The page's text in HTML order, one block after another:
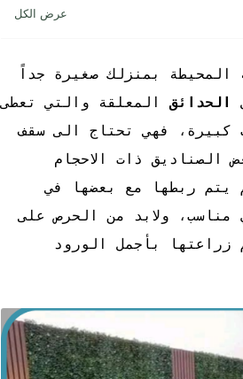
المحيطة بمنزلك صغيرة جداً
الحدائقالمعلقة والتي تعطى
كبيرة، فهي تحتاج الى سقف
الصناديق ذات الاحجام
يتم ربطها مع بعضها في
ولابد من الحرص على
بأجمل الورود